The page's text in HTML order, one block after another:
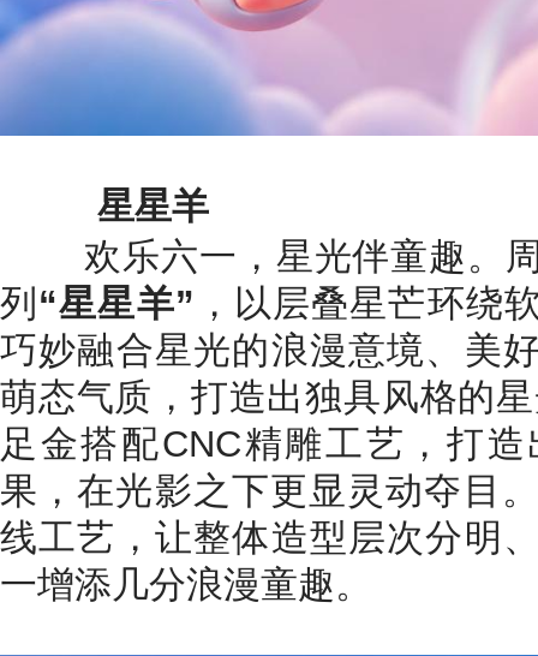
星星羊
欢乐六一，星光伴童趣。周
列 “星星羊” ，以层叠星芒环绕
巧妙融合星光的浪漫意境、美
萌态气质，打造出独具风格的
足金搭配CNC精雕工艺，打
果，在光影之下更显灵动夺目
线工艺，让整体造型层次分明
一增添几分浪漫童趣。